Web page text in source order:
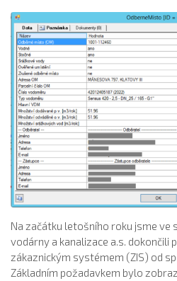
Na začátku letošního roku jsme ve
vodárny a kanalizace a.s. dokončili
zákaznickým systémem (ZIS) od
Základním požadavkem bylo